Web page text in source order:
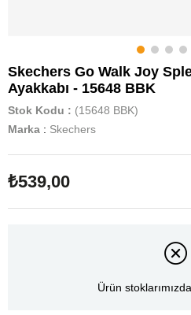
Skechers Go Walk Joy
Ayakkabı - 15648 BBK
Stok Kodu
(15648 BBK)
Marka : Skechers
₺539,00
Ürün